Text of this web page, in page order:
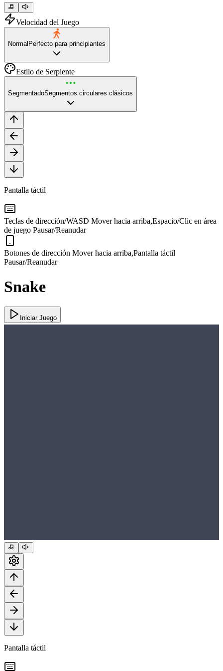
Velocidad del Juego
Normal Perfecto para principiantes
Estilo de Serpiente
SegmentadoSegmentos circulares clásicos
Pantalla táctil
Teclas de dirección/WASD Mover hacia arriba,Espacio/Clic en área
de juego Pausar/Reanudar
Botones de dirección Mover hacia arriba,Pantalla táctil
Pausar/Reanudar
Snake
Iniciar Juego
Pantalla táctil